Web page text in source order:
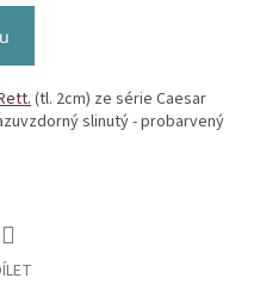
(tl. 2cm) ze série Caesar
slinutý - probarvený